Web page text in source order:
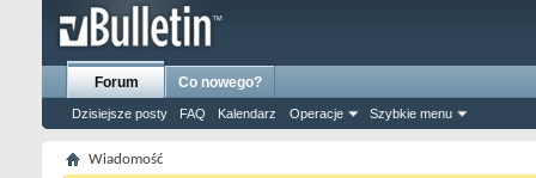
Forum
Dzisiejsze posty FAQ Kalendarz Operacje Szybkie menu
Co nowego?
Wiadomość